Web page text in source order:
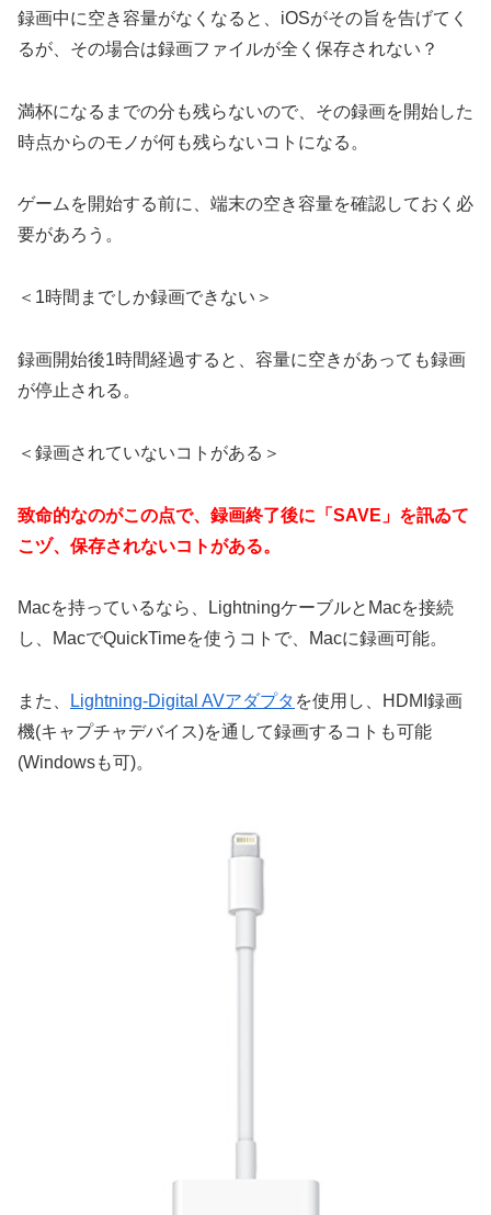
録画中に空き容量がなくなると、iOSがその旨を告げてく
るが、その場合は録画ファイルが全く保存されない？
満杯になるまでの分も残らないので、その録画を開始した
時点からのモノが何も残らないコトになる。
ゲームを開始する前に、端末の空き容量を確認しておく必
要があろう。
＜1時間までしか録画できない＞
録画開始後1時間経過すると、容量に空きがあっても録画
が停止される。
＜録画されていないコトがある＞
致命的なのがこの点で、録画終了後に「SAVE」を訊ゐて
こヅ、保存されないコトがある。
Macを持っているなら、LightningケーブルとMacを接続
し、MacでQuickTimeを使うコトで、Macに録画可能。
また、 Lightning-Digital AVアダプタ を使用し、HDMI録画
機(キャプチャデバイス)を通して録画するコトも可能
(Windowsも可)。